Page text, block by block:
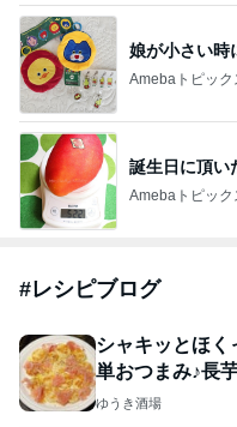
娘が小さい時
Amebaトピック
誕生日に頂い
Amebaトピック
#レシピブログ
シャキッとほ
単おつまみ♪長
ゆうき酒場